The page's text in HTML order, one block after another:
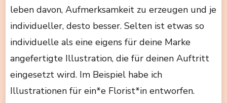
leben davon, Aufmerksamkeit zu erzeugen und je
individueller, desto besser. Selten ist etwas so
individuelle als eine eigens für deine Marke
angefertigte Illustration, die für deinen Auftritt
eingesetzt wird. Im Beispiel habe ich
Illustrationen für ein*e Florist*in entworfen.